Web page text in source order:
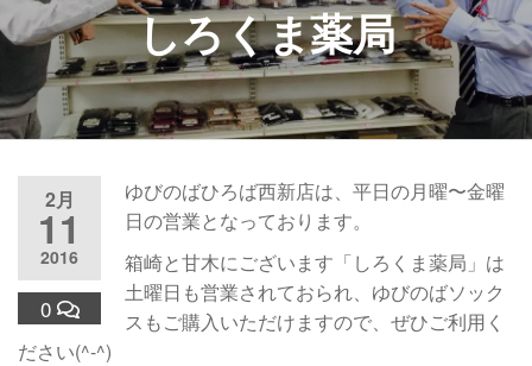
キ
プ
しろくま薬局
2月
11
2016
0
ゆびのばひろば西新店は、平日の月曜〜金曜
日の営業となっております。
箱崎と甘木にございます「しろくま薬局」は
土曜日も営業されておられ、ゆびのばソック
スもご購入いただけますので、ぜひご利用く
ださい(^-^)